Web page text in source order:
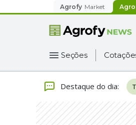
Agrofy Market
Seções
Destaque do dia: